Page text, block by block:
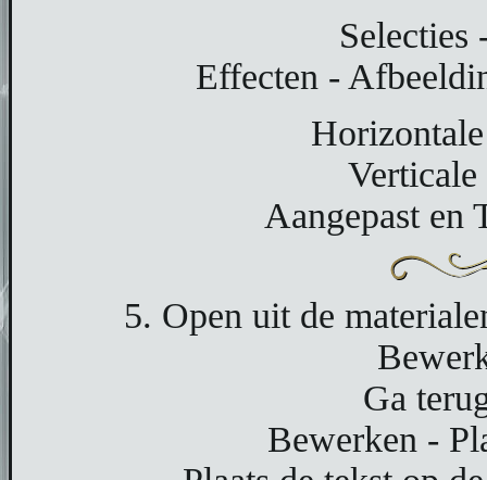
Selecties
Effecten -
Aangepast en
5. Open uit de
Ga
Bewerken -